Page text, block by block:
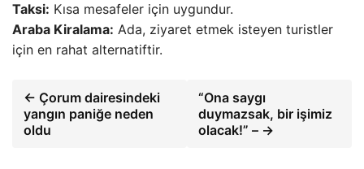
Taksi: Kısa mesafeler için uygundur.
Araba Kiralama: Ada, ziyaret etmek isteyen turistler
için en rahat alternatiftir.
← Çorum dairesindeki
yangın paniğe neden
oldu
“Ona saygı
duymazsak, bir işimiz
olacak!” – →